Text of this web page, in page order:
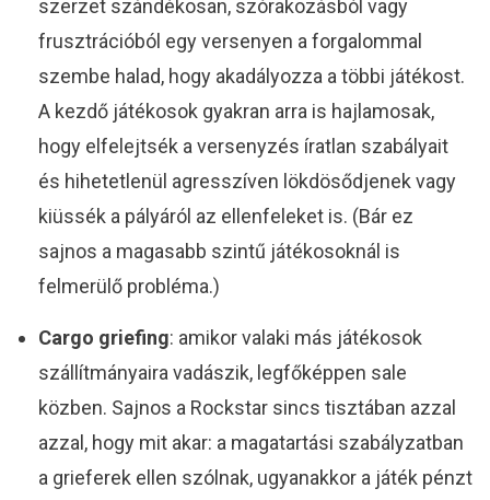
szerzet szándékosan, szórakozásból vagy
frusztrációból egy versenyen a forgalommal
szembe halad, hogy akadályozza a többi játékost.
A kezdő játékosok gyakran arra is hajlamosak,
hogy elfelejtsék a versenyzés íratlan szabályait
és hihetetlenül agresszíven lökdösődjenek vagy
kiüssék a pályáról az ellenfeleket is. (Bár ez
sajnos a magasabb szintű játékosoknál is
felmerülő probléma.)
Cargo griefing: amikor valaki más játékosok
szállítmányaira vadászik, legfőképpen sale
közben. Sajnos a Rockstar sincs tisztában azzal
azzal, hogy mit akar: a magatartási szabályzatban
a grieferek ellen szólnak, ugyanakkor a játék pénzt